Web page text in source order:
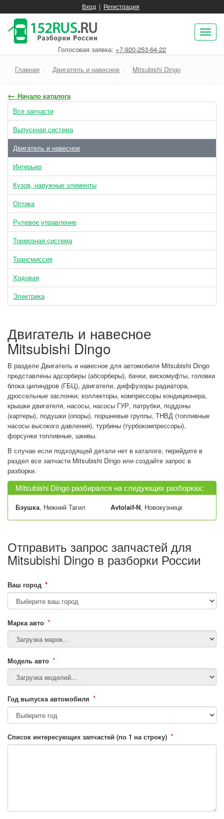
Вход | Регистрация
Голосовая заявка: +7-920-253-64-22
Главная Двигатель и навесное Mitsubishi Dingo
← Начало каталога
Все запчасти
Выпускная система
Двигатель и навесное
Интерьер
Кузов, наружные элементы
Оптика
Рулевое управление
Тормозная система
Трансмиссия
Ходовая
Электрика
Двигатель и навесное
Mitsubishi Dingo
В разделе Двигатель и навесное для автомобиля Mitsubishi Dingo
представлены адсорберы (абсорберы), бачки, вискомуфты, головки
блока цилиндров (ГБЦ), двигатели, диффузоры радиатора,
дроссельные заслонки, коллекторы, компрессоры кондиционера,
крышки двигателя, насосы, насосы ГУР, патрубки, поддоны
(картеры), подушки (опоры), поршневые группы, ТНВД (топливные
насосы высокого давления), турбины (турбокомпрессоры),
форсунки топливные, шкивы.
В случае если подходящей детали нет в каталоге, перейдите в
раздел все запчасти Mitsubishi Dingo или создайте запрос в
разборки.
Mitsubishi Dingo разбирался на следующих разборках:
Бэушка, Нижний Тагил Avtolaif-N, Новокузнецк
Отправить запрос запчастей для
Mitsubishi Dingo в разборки России
Ваш город *
Марка авто *
Модель авто *
Год выпуска автомобиля *
Список интересующих запчастей (по 1 на строку) *